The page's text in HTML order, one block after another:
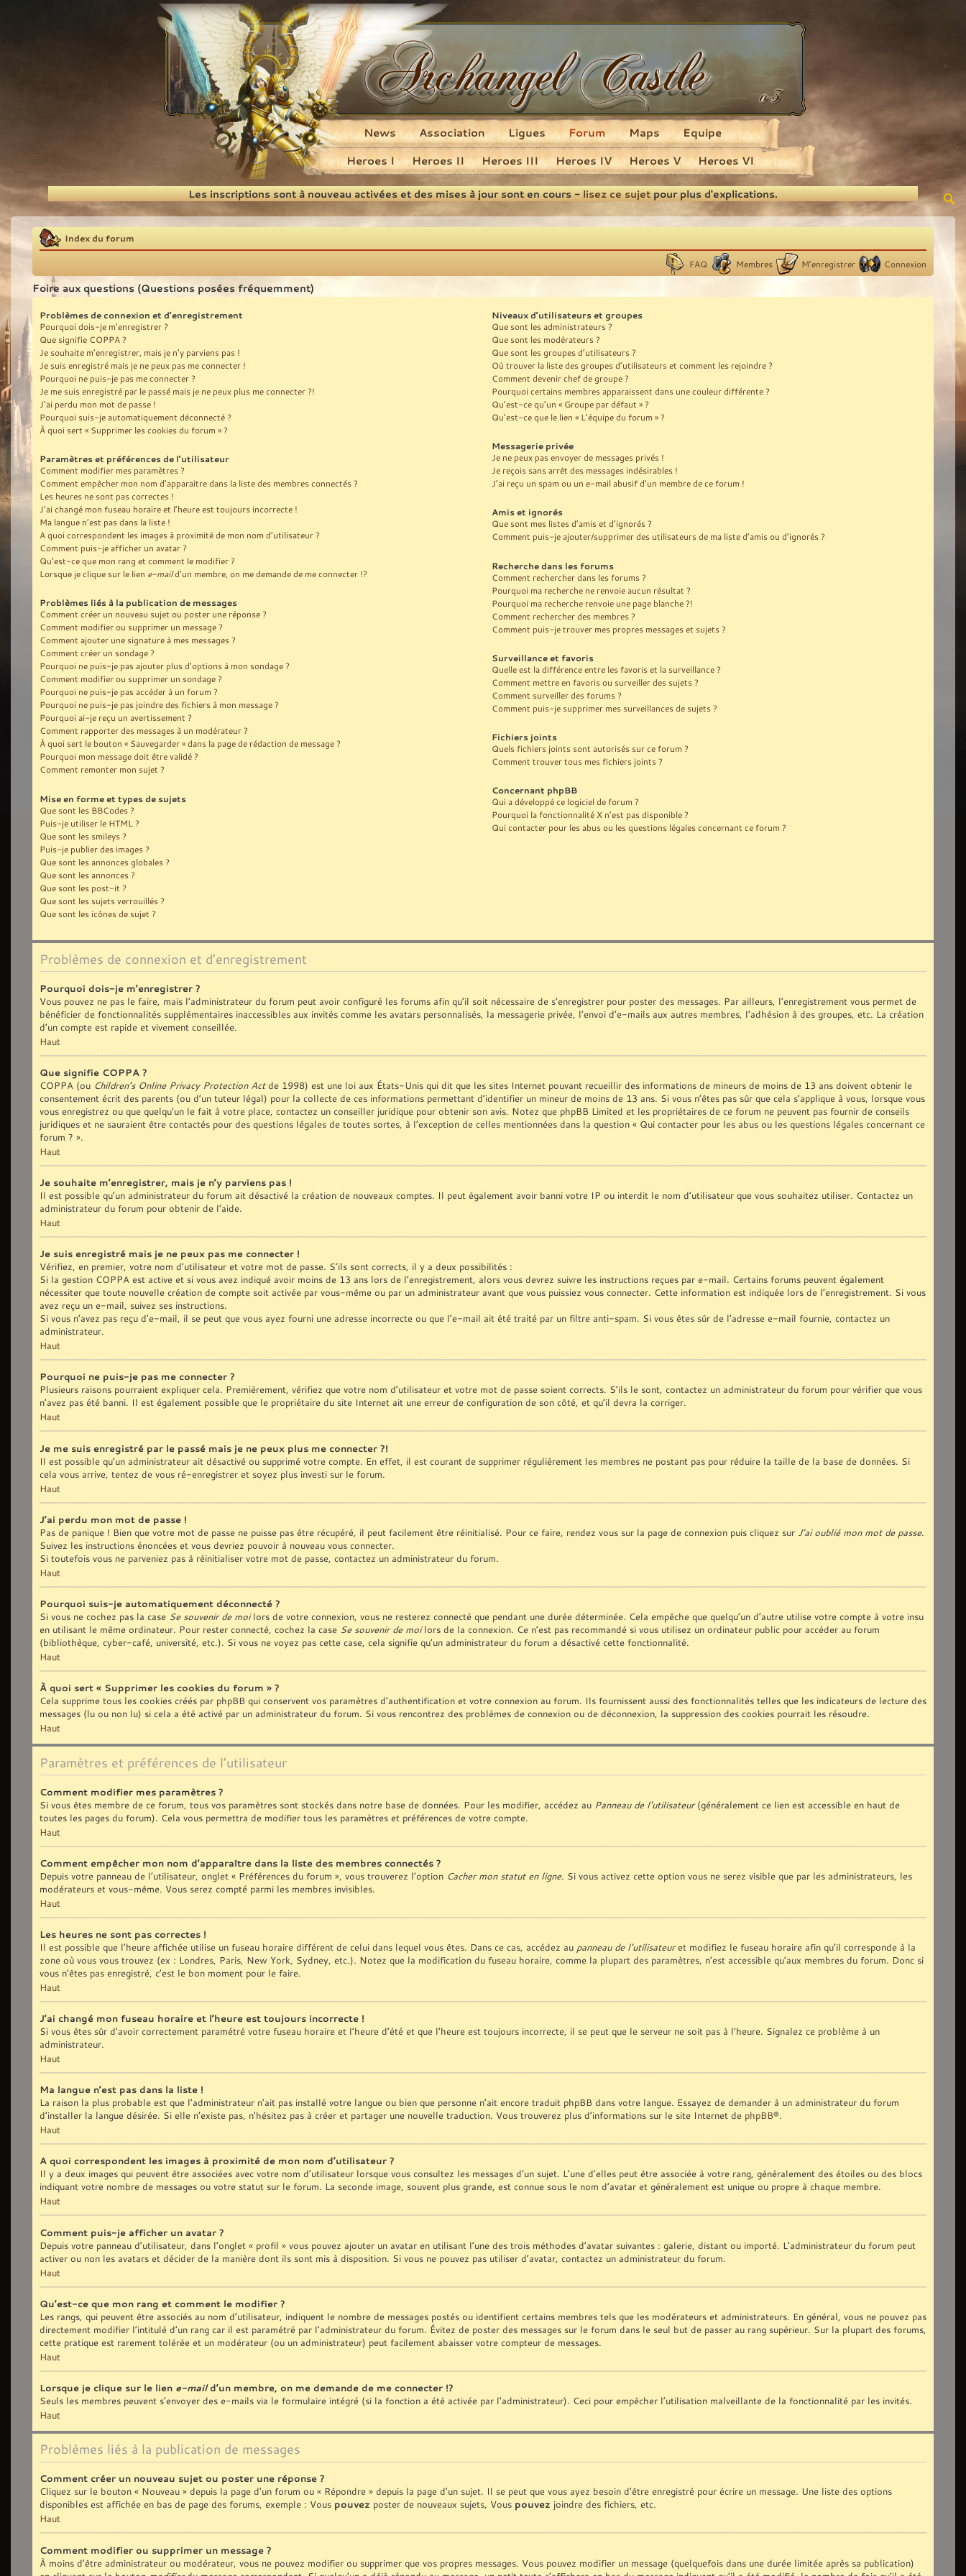
Recherche
Heroes I Heroes II Heroes III Heroes IV Heroes V Heroes VI
News Association Ligues Forum Maps Equipe
Les inscriptions sont à nouveau activées et des mises à jour sont en cours -lisez ce sujetpour plus d'explications.
Index du forum
FAQ Membres M’enregistrer Connexion
Foire aux questions (Questions posées fréquemment)
Problèmes de connexion et d’enregistrement
Pourquoi dois-je m’enregistrer ?
Que signifie COPPA ?
Je souhaite m’enregistrer, mais je n’y parviens pas !
Je suis enregistré mais je ne peux pas me connecter !
Pourquoi ne puis-je pas me connecter ?
Je me suis enregistré par le passé mais je ne peux plus me connecter ?!
J’ai perdu mon mot de passe !
Pourquoi suis-je automatiquement déconnecté ?
À quoi sert « Supprimer les cookies du forum » ?
Paramètres et préférences de l’utilisateur
Comment modifier mes paramètres ?
Comment empêcher mon nom d’apparaître dans la liste des membres connectés ?
Les heures ne sont pas correctes !
J’ai changé mon fuseau horaire et l’heure est toujours incorrecte !
Ma langue n’est pas dans la liste !
A quoi correspondent les images à proximité de mon nom d’utilisateur ?
Comment puis-je afficher un avatar ?
Qu’est-ce que mon rang et comment le modifier ?
Lorsque je clique sur le lien e-maild’un membre, on me demande de me connecter !?
Problèmes liés à la publication de messages
Comment créer un nouveau sujet ou poster une réponse ?
Comment modifier ou supprimer un message ?
Comment ajouter une signature à mes messages ?
Comment créer un sondage ?
Pourquoi ne puis-je pas ajouter plus d’options à mon sondage ?
Comment modifier ou supprimer un sondage ?
Pourquoi ne puis-je pas accéder à un forum ?
Pourquoi ne puis-je pas joindre des fichiers à mon message ?
Pourquoi ai-je reçu un avertissement ?
Comment rapporter des messages à un modérateur ?
À quoi sert le bouton « Sauvegarder » dans la page de rédaction de message ?
Pourquoi mon message doit être validé ?
Comment remonter mon sujet ?
Mise en forme et types de sujets
Que sont les BBCodes ?
Puis-je utiliser le HTML ?
Que sont les smileys ?
Puis-je publier des images ?
Que sont les annonces globales ?
Que sont les annonces ?
Que sont les post-it ?
Que sont les sujets verrouillés ?
Que sont les icônes de sujet ?
Niveaux d’utilisateurs et groupes
Que sont les administrateurs ?
Que sont les modérateurs ?
Que sont les groupes d’utilisateurs ?
Où trouver la liste des groupes d’utilisateurs et comment les rejoindre ?
Comment devenir chef de groupe ?
Pourquoi certains membres apparaissent dans une couleur différente ?
Qu’est-ce qu’un « Groupe par défaut » ?
Qu’est-ce que le lien « L’équipe du forum » ?
Messagerie privée
Je ne peux pas envoyer de messages privés !
Je reçois sans arrêt des messages indésirables !
J’ai reçu un spam ou un e-mail abusif d’un membre de ce forum !
Amis et ignorés
Que sont mes listes d’amis et d’ignorés ?
Comment puis-je ajouter/supprimer des utilisateurs de ma liste d’amis ou d’ignorés ?
Recherche dans les forums
Comment rechercher dans les forums ?
Pourquoi ma recherche ne renvoie aucun résultat ?
Pourquoi ma recherche renvoie une page blanche ?!
Comment rechercher des membres ?
Comment puis-je trouver mes propres messages et sujets ?
Surveillance et favoris
Quelle est la différence entre les favoris et la surveillance ?
Comment mettre en favoris ou surveiller des sujets ?
Comment surveiller des forums ?
Comment puis-je supprimer mes surveillances de sujets ?
Fichiers joints
Quels fichiers joints sont autorisés sur ce forum ?
Comment trouver tous mes fichiers joints ?
Concernant phpBB
Qui a développé ce logiciel de forum ?
Pourquoi la fonctionnalité X n’est pas disponible ?
Qui contacter pour les abus ou les questions légales concernant ce forum ?
Problèmes de connexion et d’enregistrement
Pourquoi dois-je m’enregistrer ?
Vous pouvez ne pas le faire, mais l’administrateur du forum peut avoir configuré les forums afin qu’il soit nécessaire de s’enregistrer pour poster des messages. Par ailleurs, l’enregistrement vous permet de
bénéficier de fonctionnalités supplémentaires inaccessibles aux invités comme les avatars personnalisés, la messagerie privée, l’envoi d’e-mails aux autres membres, l’adhésion à des groupes, etc. La création
d’un compte est rapide et vivement conseillée.
Haut
Que signifie COPPA ?
COPPA (ou Children’s Online Privacy Protection Actde 1998) est une loi aux États-Unis qui dit que les sites Internet pouvant recueillir des informations de mineurs de moins de 13 ans doivent obtenir le
consentement écrit des parents (ou d’un tuteur légal) pour la collecte de ces informations permettant d’identifier un mineur de moins de 13 ans. Si vous n’êtes pas sûr que cela s’applique à vous, lorsque vous
vous enregistrez ou que quelqu’un le fait à votre place, contactez un conseiller juridique pour obtenir son avis. Notez que phpBB Limited et les propriétaires de ce forum ne peuvent pas fournir de conseils
juridiques et ne sauraient être contactés pour des questions légales de toutes sortes, à l’exception de celles mentionnées dans la question « Qui contacter pour les abus ou les questions légales concernant ce
forum ? ».
Haut
Je souhaite m’enregistrer, mais je n’y parviens pas !
Il est possible qu’un administrateur du forum ait désactivé la création de nouveaux comptes. Il peut également avoir banni votre IP ou interdit le nom d’utilisateur que vous souhaitez utiliser. Contactez un
administrateur du forum pour obtenir de l’aide.
Haut
Je suis enregistré mais je ne peux pas me connecter !
Vérifiez, en premier, votre nom d’utilisateur et votre mot de passe. S’ils sont corrects, il y a deux possibilités :
Si la gestion COPPA est active et si vous avez indiqué avoir moins de 13 ans lors de l’enregistrement, alors vous devrez suivre les instructions reçues par e-mail. Certains forums peuvent également
nécessiter que toute nouvelle création de compte soit activée par vous-même ou par un administrateur avant que vous puissiez vous connecter. Cette information est indiquée lors de l’enregistrement. Si vous
avez reçu un e-mail, suivez ses instructions.
Si vous n’avez pas reçu d’e-mail, il se peut que vous ayez fourni une adresse incorrecte ou que l’e-mail ait été traité par un filtre anti-spam. Si vous êtes sûr de l’adresse e-mail fournie, contactez un
administrateur.
Haut
Pourquoi ne puis-je pas me connecter ?
Plusieurs raisons pourraient expliquer cela. Premièrement, vérifiez que votre nom d’utilisateur et votre mot de passe soient corrects. S’ils le sont, contactez un administrateur du forum pour vérifier que vous
n’avez pas été banni. Il est également possible que le propriétaire du site Internet ait une erreur de configuration de son côté, et qu’il devra la corriger.
Haut
Je me suis enregistré par le passé mais je ne peux plus me connecter ?!
Il est possible qu’un administrateur ait désactivé ou supprimé votre compte. En effet, il est courant de supprimer régulièrement les membres ne postant pas pour réduire la taille de la base de données. Si
cela vous arrive, tentez de vous ré-enregistrer et soyez plus investi sur le forum.
Haut
J’ai perdu mon mot de passe !
Pas de panique ! Bien que votre mot de passe ne puisse pas être récupéré, il peut facilement être réinitialisé. Pour ce faire, rendez vous sur la page de connexion puis cliquez sur J’ai oublié mon mot de passe.
Suivez les instructions énoncées et vous devriez pouvoir à nouveau vous connecter.
Si toutefois vous ne parveniez pas à réinitialiser votre mot de passe, contactez un administrateur du forum.
Haut
Pourquoi suis-je automatiquement déconnecté ?
Si vous ne cochez pas la case Se souvenir de moilors de votre connexion, vous ne resterez connecté que pendant une durée déterminée. Cela empêche que quelqu’un d’autre utilise votre compte à votre insu
en utilisant le même ordinateur. Pour rester connecté, cochez la case Se souvenir de moilors de la connexion. Ce n’est pas recommandé si vous utilisez un ordinateur public pour accéder au forum
(bibliothèque, cyber-café, université, etc.). Si vous ne voyez pas cette case, cela signifie qu’un administrateur du forum a désactivé cette fonctionnalité.
Haut
À quoi sert « Supprimer les cookies du forum » ?
Cela supprime tous les cookies créés par phpBB qui conservent vos paramètres d’authentification et votre connexion au forum. Ils fournissent aussi des fonctionnalités telles que les indicateurs de lecture des
messages (lu ou non lu) si cela a été activé par un administrateur du forum. Si vous rencontrez des problèmes de connexion ou de déconnexion, la suppression des cookies pourrait les résoudre.
Haut
Paramètres et préférences de l’utilisateur
Comment modifier mes paramètres ?
Si vous êtes membre de ce forum, tous vos paramètres sont stockés dans notre base de données. Pour les modifier, accédez au Panneau de l’utilisateur(généralement ce lien est accessible en haut de
toutes les pages du forum). Cela vous permettra de modifier tous les paramètres et préférences de votre compte.
Haut
Comment empêcher mon nom d’apparaître dans la liste des membres connectés ?
Depuis votre panneau de l’utilisateur, onglet « Préférences du forum », vous trouverez l’option Cacher mon statut en ligne. Si vous activez cette option vous ne serez visible que par les administrateurs, les
modérateurs et vous-même. Vous serez compté parmi les membres invisibles.
Haut
Les heures ne sont pas correctes !
Il est possible que l’heure affichée utilise un fuseau horaire différent de celui dans lequel vous êtes. Dans ce cas, accédez au panneau de l’utilisateuret modifiez le fuseau horaire afin qu’il corresponde à la
zone où vous vous trouvez (ex : Londres, Paris, New York, Sydney, etc.). Notez que la modification du fuseau horaire, comme la plupart des paramètres, n’est accessible qu’aux membres du forum. Donc si
vous n’êtes pas enregistré, c’est le bon moment pour le faire.
Haut
J’ai changé mon fuseau horaire et l’heure est toujours incorrecte !
Si vous êtes sûr d’avoir correctement paramétré votre fuseau horaire et l’heure d’été et que l’heure est toujours incorrecte, il se peut que le serveur ne soit pas à l’heure. Signalez ce problème à un
administrateur.
Haut
Ma langue n’est pas dans la liste !
La raison la plus probable est que l’administrateur n’ait pas installé votre langue ou bien que personne n’ait encore traduit phpBB dans votre langue. Essayez de demander à un administrateur du forum
d’installer la langue désirée. Si elle n’existe pas, n’hésitez pas à créer et partager une nouvelle traduction. Vous trouverez plus d’informations sur le site Internet de phpBB®.
Haut
A quoi correspondent les images à proximité de mon nom d’utilisateur ?
Il y a deux images qui peuvent être associées avec votre nom d’utilisateur lorsque vous consultez les messages d’un sujet. L’une d’elles peut être associée à votre rang, généralement des étoiles ou des blocs
indiquant votre nombre de messages ou votre statut sur le forum. La seconde image, souvent plus grande, est connue sous le nom d’avatar et généralement est unique ou propre à chaque membre.
Haut
Comment puis-je afficher un avatar ?
Depuis votre panneau d’utilisateur, dans l’onglet « profil » vous pouvez ajouter un avatar en utilisant l’une des trois méthodes d’avatar suivantes : galerie, distant ou importé. L’administrateur du forum peut
activer ou non les avatars et décider de la manière dont ils sont mis à disposition. Si vous ne pouvez pas utiliser d’avatar, contactez un administrateur du forum.
Haut
Qu’est-ce que mon rang et comment le modifier ?
Les rangs, qui peuvent être associés au nom d’utilisateur, indiquent le nombre de messages postés ou identifient certains membres tels que les modérateurs et administrateurs. En général, vous ne pouvez pas
directement modifier l’intitulé d’un rang car il est paramétré par l’administrateur du forum. Évitez de poster des messages sur le forum dans le seul but de passer au rang supérieur. Sur la plupart des forums,
cette pratique est rarement tolérée et un modérateur (ou un administrateur) peut facilement abaisser votre compteur de messages.
Haut
Lorsque je clique sur le lien e-maild’un membre, on me demande de me connecter !?
Seuls les membres peuvent s’envoyer des e-mails via le formulaire intégré (si la fonction a été activée par l’administrateur). Ceci pour empêcher l’utilisation malveillante de la fonctionnalité par les invités.
Haut
Problèmes liés à la publication de messages
Comment créer un nouveau sujet ou poster une réponse ?
Cliquez sur le bouton « Nouveau » depuis la page d’un forum ou « Répondre » depuis la page d’un sujet. Il se peut que vous ayez besoin d’être enregistré pour écrire un message. Une liste des options
disponibles est affichée en bas de page des forums, exemple : Vous pouvez poster de nouveaux sujets, Vous pouvez joindre des fichiers, etc.
Haut
Comment modifier ou supprimer un message ?
À moins d’être administrateur ou modérateur, vous ne pouvez modifier ou supprimer que vos propres messages. Vous pouvez modifier un message (quelquefois dans une durée limitée après sa publication)